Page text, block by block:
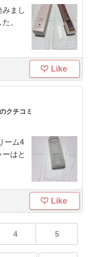
まし
。
Like
クチコミ
ーム4
はと
Like
4 5